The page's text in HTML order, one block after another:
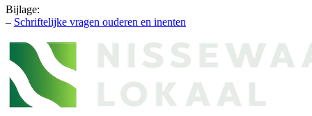
Bijlage:
– Schriftelijke vragen ouderen en inenten